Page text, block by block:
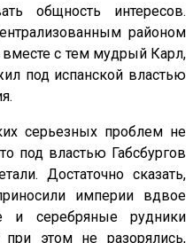
общность интересов.
районом
вместе с тем мудрый Карл,
под испанской властью
серьезных проблем не
под властью Габсбургов
Достаточно сказать,
империи вдвое
серебряные рудники
этом не разорялись,